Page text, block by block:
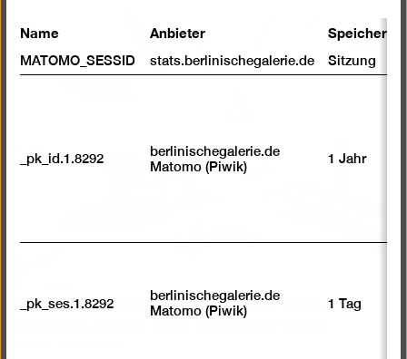
Ausstellungsansicht „Mariechen Danz. edge out.
Bild
in
Name Anbieter
MATOMO_SESSID stats.berlinischegalerie.de Sitzung
_pk_id.1.8292
berlinischegalerie.de
Matomo (Piwik)
1 Jahr
_pk_ses.1.8292
berlinischegalerie.de
Matomo (Piwik)
1 Tag